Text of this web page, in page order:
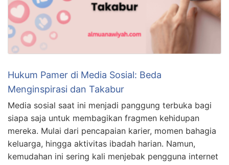
Hukum Pamer di Media Sosial: Beda
Menginspirasi dan Takabur
Media sosial saat ini menjadi panggung terbuka bagi
siapa saja untuk membagikan fragmen kehidupan
mereka. Mulai dari pencapaian karier, momen bahagia
keluarga, hingga aktivitas ibadah harian. Namun,
kemudahan ini sering kali menjebak pengguna internet